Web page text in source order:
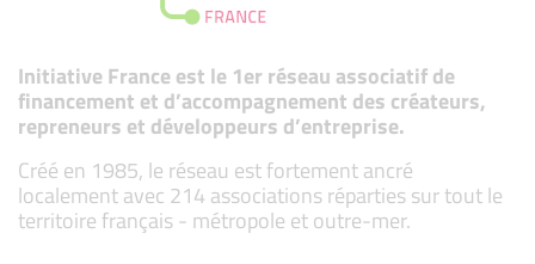
Initiative France est le 1er réseau associatif de
financement et d’accompagnement des créateurs,
repreneurs et développeurs d’entreprise.
Créé en 1985, le réseau est fortement ancré
localement avec 214 associations réparties sur tout le
territoire français - métropole et outre-mer.